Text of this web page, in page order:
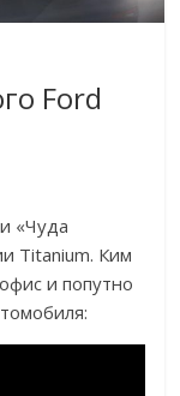
Ford
«Чуда
Titanium. Ким
и попутно